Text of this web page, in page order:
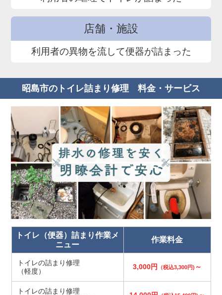
店舗・施設
利用者の異物を流して便器が詰まった
昭島市のトイレ詰まり修理 料金・サービス
トイレ（便器）詰まり作業メ
ニュー
作業料金
トイレの詰まり修理
（軽度）
3,000円 （税込3,300円) ～
トイレの詰まり修理